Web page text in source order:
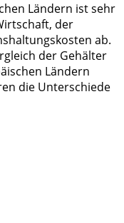
Ländern ist sehr
der
ab.
der Gehälter
Ländern
die Unterschiede